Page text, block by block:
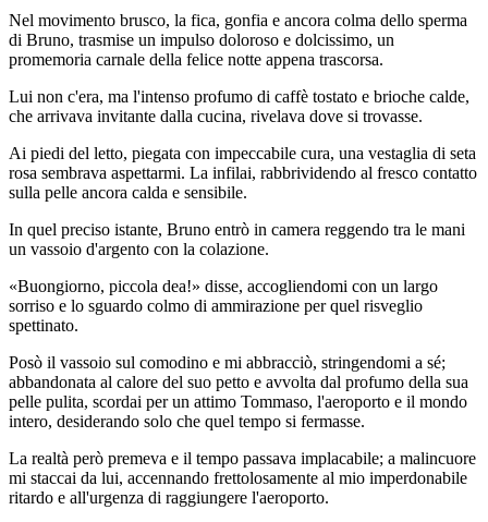
Nel movimento brusco, la fica, gonfia e ancora colma dello sperma
di Bruno, trasmise un impulso doloroso e dolcissimo, un
promemoria carnale della felice notte appena trascorsa.
Lui non c'era, ma l'intenso profumo di caffè tostato e brioche calde,
che arrivava invitante dalla cucina, rivelava dove si trovasse.
Ai piedi del letto, piegata con impeccabile cura, una vestaglia di seta
rosa sembrava aspettarmi. La infilai, rabbrividendo al fresco contatto
sulla pelle ancora calda e sensibile.
In quel preciso istante, Bruno entrò in camera reggendo tra le mani
un vassoio d'argento con la colazione.
«Buongiorno, piccola dea!» disse, accogliendomi con un largo
sorriso e lo sguardo colmo di ammirazione per quel risveglio
spettinato.
Posò il vassoio sul comodino e mi abbracciò, stringendomi a sé;
abbandonata al calore del suo petto e avvolta dal profumo della sua
pelle pulita, scordai per un attimo Tommaso, l'aeroporto e il mondo
intero, desiderando solo che quel tempo si fermasse.
La realtà però premeva e il tempo passava implacabile; a malincuore
mi staccai da lui, accennando frettolosamente al mio imperdonabile
ritardo e all'urgenza di raggiungere l'aeroporto.